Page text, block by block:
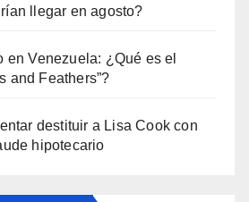
llegar en agosto?
en Venezuela: ¿Qué es el
and Feathers”?
destituir a Lisa Cook con
hipotecario